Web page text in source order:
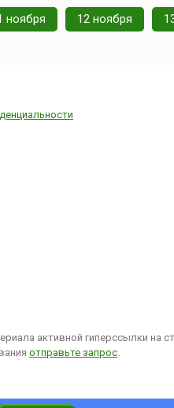
ноября 12 ноября
активной гиперссылки на
отправьте запрос.